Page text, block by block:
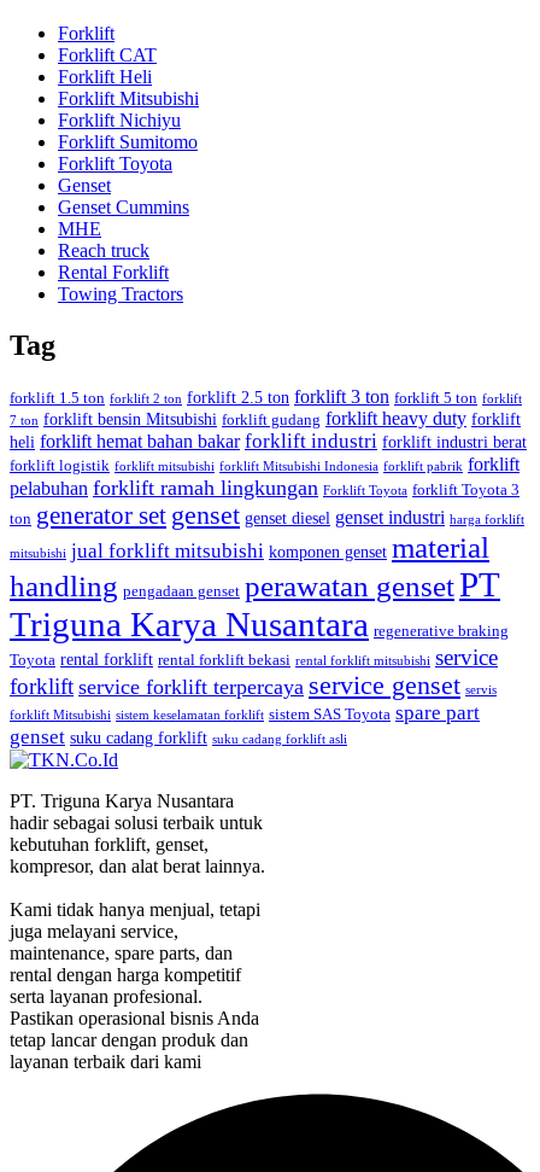
Forklift
Forklift CAT
Forklift Heli
Forklift Mitsubishi
Forklift Nichiyu
Forklift Sumitomo
Forklift Toyota
Genset
Genset Cummins
MHE
Reach truck
Rental Forklift
Towing Tractors
Tag
forklift 1.5 ton forklift 2 ton forklift 2.5 ton forklift 3 ton forklift 5 ton forklift
7 ton forklift bensin Mitsubishi forklift gudang forklift heavy duty forklift
heli forklift hemat bahan bakar forklift industri forklift industri berat
forklift logistik forklift mitsubishi forklift Mitsubishi Indonesia forklift pabrik forklift
pelabuhan forklift ramah lingkungan Forklift Toyota forklift Toyota 3
ton generator set genset genset diesel genset industri harga forklift
mitsubishi jual forklift mitsubishi komponen genset material
handling pengadaan genset perawatan gensetPT
Triguna Karya Nusantara regenerative braking
Toyota rental forklift rental forklift bekasi rental forklift mitsubishi service
forklift service forklift terpercaya service genset servis
forklift Mitsubishi sistem keselamatan forklift sistem SAS Toyota spare part
genset suku cadang forklift suku cadang forklift asli
PT. Triguna Karya Nusantara
hadir sebagai solusi terbaik untuk
kebutuhan forklift, genset,
kompresor, dan alat berat lainnya.
Kami tidak hanya menjual, tetapi
juga melayani service,
maintenance, spare parts, dan
rental dengan harga kompetitif
serta layanan profesional.
Pastikan operasional bisnis Anda
tetap lancar dengan produk dan
layanan terbaik dari kami